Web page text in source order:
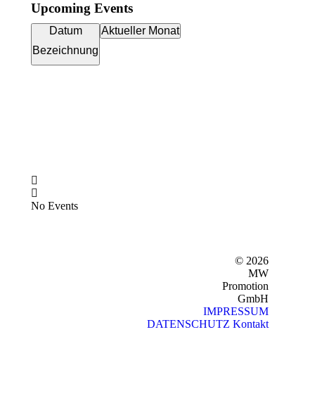
Upcoming Events
Datum
Bezeichnung
Aktueller Monat
No Events
© 2026
MW
Promotion
GmbH
IMPRESSUM
DATENSCHUTZ Kontakt